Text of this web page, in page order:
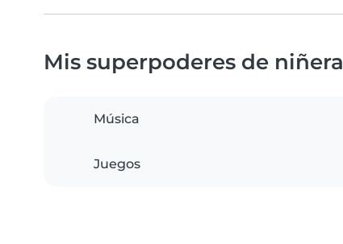
Mis superpoderes de niñera
Música
Juegos